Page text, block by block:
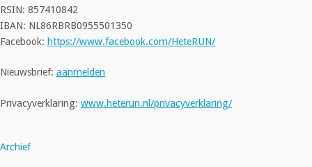
RSIN: 857410842
IBAN: NL86RBRB0955501350
Facebook: https://www.facebook.com/HeteRUN/
Nieuwsbrief: aanmelden
Privacyverklaring: www.heterun.nl/privacyverklaring/
Archief